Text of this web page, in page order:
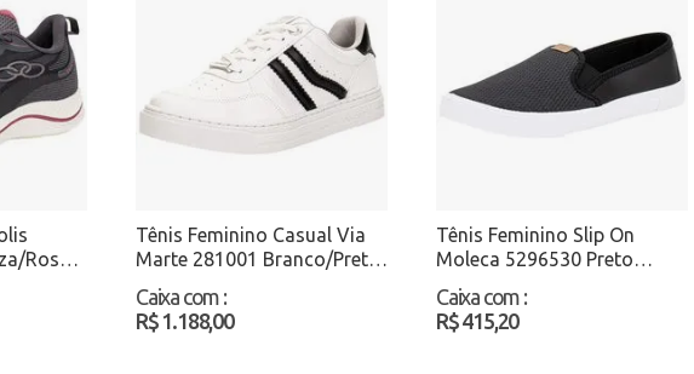
Rosa
Tênis Feminino Casual Via
Marte 281001 Branco/Preto
Atacado
Caixa com :
R$ 1.188,00
Tênis Feminino Slip On
Moleca 5296530 Preto
Atacado
Caixa com :
R$ 415,20